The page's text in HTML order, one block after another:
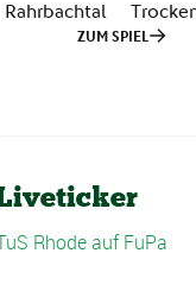
Rhode auf FuPa